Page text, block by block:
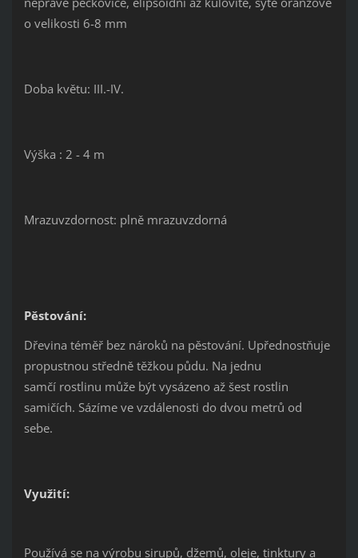
o velikosti 6-8 mm
Doba květu: III.-IV.
Výška : 2 - 4 m
Mrazuvzdornost: plně mrazuvzdorná
Pěstování:
Dřevina téměř bez nároků na pěstování. Upřednostňuje
propustnou středně těžkou půdu. Na jednu
samčí rostlinu může být vysázeno až šest rostlin
samičích. Sázíme ve vzdálenosti do dvou metrů od
sebe.
Využití:
Používá se na výrobu sirupů, džemů, oleje, tinktury a